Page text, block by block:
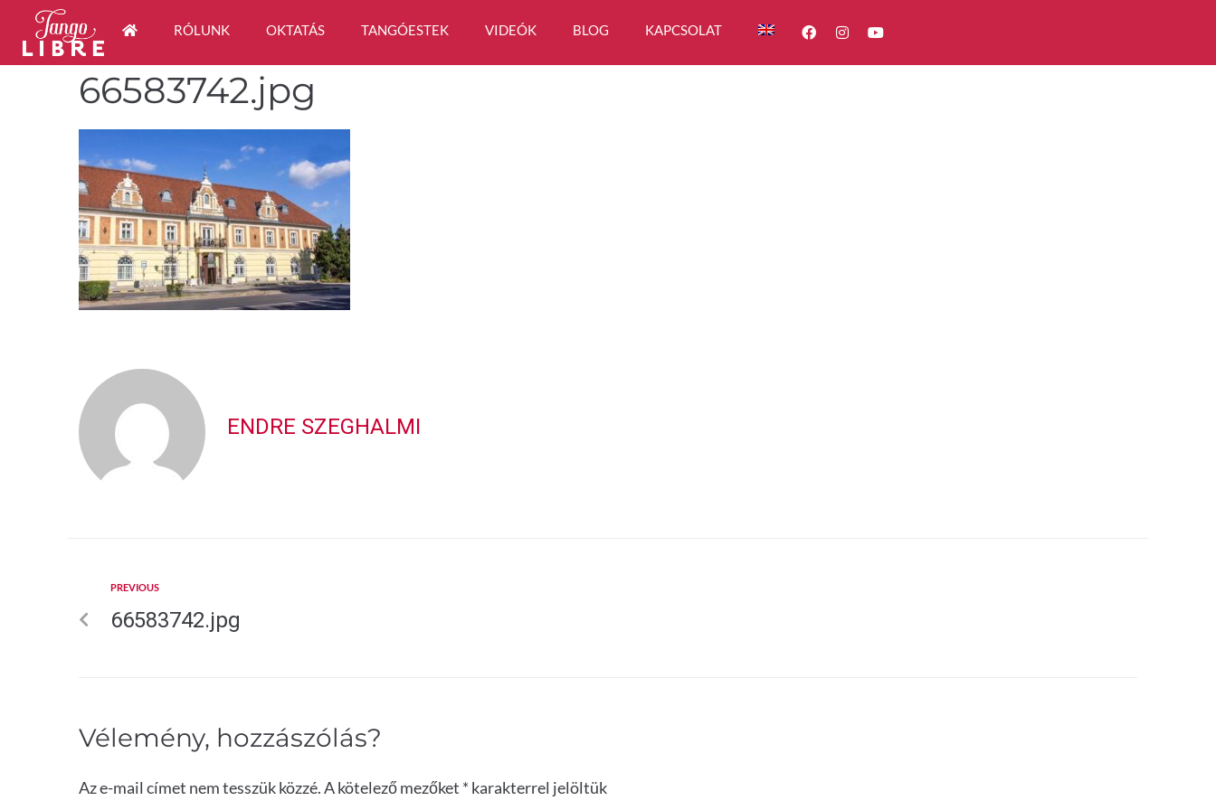
RÓLUNK OKTATÁS TANGÓESTEK VIDEÓK BLOG KAPCSOLAT
66583742.jpg
ENDRE SZEGHALMI
PREVIOUS
66583742.jpg
Vélemény, hozzászólás?
Az e-mail címet nem tesszük közzé.A kötelező mezőket * karakterrel jelöltük